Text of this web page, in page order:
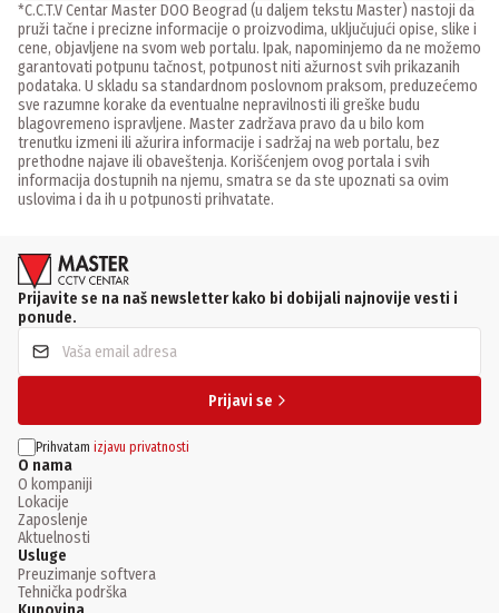
*C.C.T.V Centar Master DOO Beograd (u daljem tekstu Master) nastoji da
pruži tačne i precizne informacije o proizvodima, uključujući opise, slike i
cene, objavljene na svom web portalu. Ipak, napominjemo da ne možemo
garantovati potpunu tačnost, potpunost niti ažurnost svih prikazanih
podataka. U skladu sa standardnom poslovnom praksom, preduzećemo
sve razumne korake da eventualne nepravilnosti ili greške budu
blagovremeno ispravljene. Master zadržava pravo da u bilo kom
trenutku izmeni ili ažurira informacije i sadržaj na web portalu, bez
prethodne najave ili obaveštenja. Korišćenjem ovog portala i svih
informacija dostupnih na njemu, smatra se da ste upoznati sa ovim
uslovima i da ih u potpunosti prihvatate.
Prijavite se na naš newsletter kako bi dobijali najnovije vesti i
ponude.
Prijavi se
Prihvatam izjavu privatnosti
O nama
O kompaniji
Lokacije
Zaposlenje
Aktuelnosti
Usluge
Preuzimanje softvera
Tehnička podrška